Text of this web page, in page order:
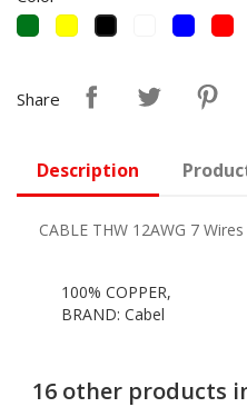
GreenYellowBlack WhiteBlue
Share
Description
CABLE THW 12AWG 7 Wires
100% COPPER,
BRAND: Cabel
16 other products